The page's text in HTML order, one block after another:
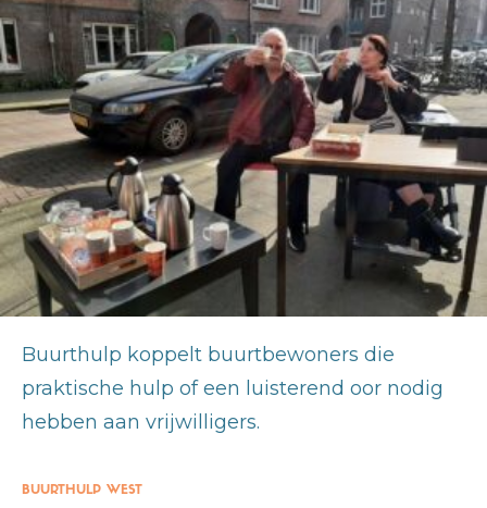
Buurthulp koppelt buurtbewoners die
praktische hulp of een luisterend oor nodig
hebben aan vrijwilligers.
BUURTHULP WEST